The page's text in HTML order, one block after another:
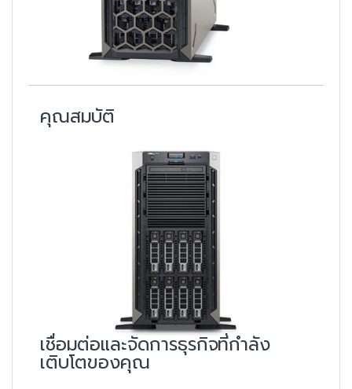
คุณสมบัติ
เชื่อมต่อและจัดการธุรกิจที่กำลัง
เติบโตของคุณ